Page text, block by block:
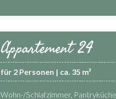
Appartement 24
für 2 Personen | ca. 35 m²
Wohn-/Schlafzimmer,